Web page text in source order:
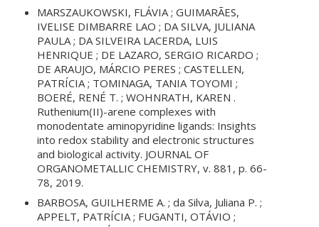
MARSZAUKOWSKI, FLÁVIA ; GUIMARÃES,
IVELISE DIMBARRE LAO ; DA SILVA, JULIANA
PAULA ; DA SILVEIRA LACERDA, LUIS
HENRIQUE ; DE LAZARO, SERGIO RICARDO ;
DE ARAUJO, MÁRCIO PERES ; CASTELLEN,
PATRÍCIA ; TOMINAGA, TANIA TOYOMI ;
BOERÉ, RENÉ T. ; WOHNRATH, KAREN .
Ruthenium(II)-arene complexes with
monodentate aminopyridine ligands: Insights
into redox stability and electronic structures
and biological activity. JOURNAL OF
ORGANOMETALLIC CHEMISTRY, v. 881, p. 66-
78, 2019.
BARBOSA, GUILHERME A. ; da Silva, Juliana P. ;
APPELT, PATRÍCIA ; FUGANTI, OTÁVIO ;